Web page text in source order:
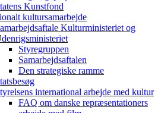
Kunstfond
kultursamarbejde
Kulturministeriet og
Styregruppen
Samarbejdsaftalen
Den strategiske ramme
international arbejde med kultur
FAQ om danske repræsentationers